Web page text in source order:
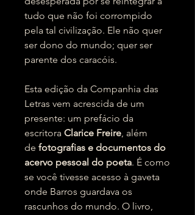
tudo que não foi corrompido
pela tal civilização. Ele não quer
ser dono do mundo; quer ser
parente dos caracóis.
Esta edição da Companhia das
Letras vem acrescida de um
presente: um prefácio da
escritora Clarice Freire, além
de fotografias e documentos do
acervo pessoal do poeta. É como
se você tivesse acesso à gaveta
onde Barros guardava os
rascunhos do mundo. O livro,